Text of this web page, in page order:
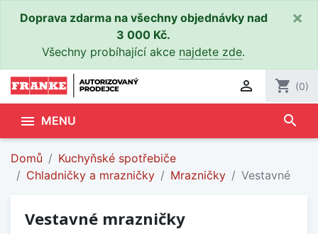
Doprava zdarma na všechny objednávky nad
3 000 Kč.
Všechny probíhající akce najdete zde.
×
 shopping_cart (0)
 MENU search
Domů
Kuchyňské spotřebiče
Chladničky a mrazničky
Mrazničky Vestavné
Vestavné mrazničky